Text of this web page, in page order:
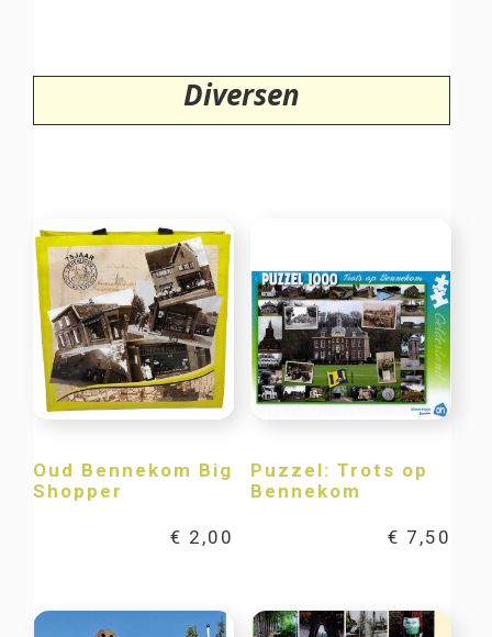
Diversen
Oud Bennekom Big
Shopper
€ 2,00
Puzzel: Trots op
Bennekom
€ 7,50